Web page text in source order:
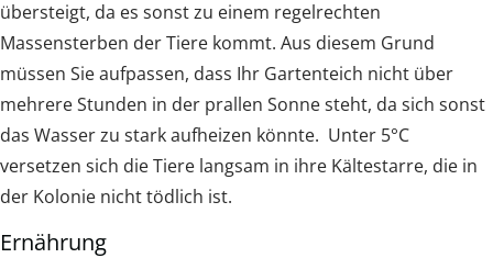
übersteigt, da es sonst zu einem regelrechten
Massensterben der Tiere kommt. Aus diesem Grund
müssen Sie aufpassen, dass Ihr Gartenteich nicht über
mehrere Stunden in der prallen Sonne steht, da sich sonst
das Wasser zu stark aufheizen könnte. Unter 5°C
versetzen sich die Tiere langsam in ihre Kältestarre, die in
der Kolonie nicht tödlich ist.
Ernährung